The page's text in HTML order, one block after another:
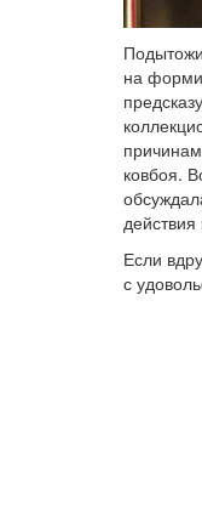
на
ковбоя.
Если
с